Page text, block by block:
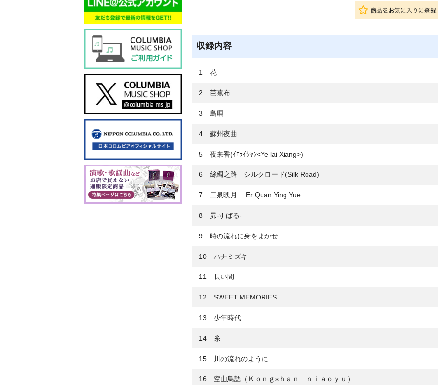
収録内容
1 花
2 芭蕉布
3 島唄
4 蘇州夜曲
5 夜来香(ｲｴﾗｲｼｬﾝ<Ye lai Xiang>)
6 絲綢之路 シルクロード(Silk Road)
7 二泉映月 Er Quan Ying Yue
8 昴-すばる-
9 時の流れに身をまかせ
10 ハナミズキ
11 長い間
12 SWEET MEMORIES
13 少年時代
14 糸
15 川の流れのように
16 空山鳥語（Ｋｏｎｇsｈａｎ ｎｉａｏｙｕ）